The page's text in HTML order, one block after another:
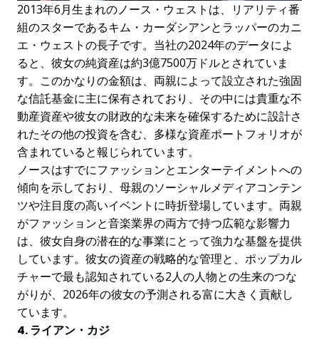
2013年6月生まれのノース・ウェストは、リアリティ番
組のスターであるキム・カーダシアンとラッパーのカニ
エ・ウェストの長子です。当社の2024年のデータによ
ると、彼女の純資産は約3億7500万ドルとされていま
す。このかなりの金額は、両親によって設立された強固
な信託基金に主に保有されており、その中には貴重な不
動産資産や彼女の財政的な未来を確保するために設計さ
れたその他の投資を含む、多様な資産ポートフォリオが
含まれていると報じられています。
ノースはすでにファッションとエンターテイメントへの
傾向を示しており、母親のソーシャルメディアコンテン
ツや注目度の高いイベントに時折登場しています。両親
がファッションと音楽業界の両方で持つ広範な影響力
は、彼女自身の潜在的な事業にとって強力な基盤を提供
しています。彼女の資産の戦略的な管理と、ポップカル
チャーで最も認知されている2人の人物との生来のつな
がりが、2026年の彼女の予測される富に大きく貢献し
ています。
4. ライアン・カジ